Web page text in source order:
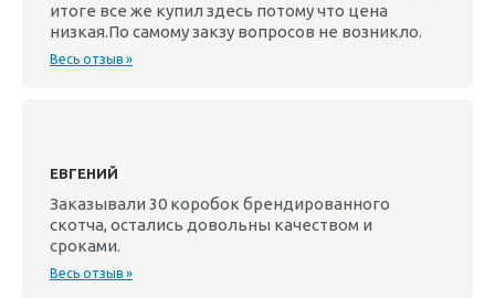
итоге все же купил здесь потому что цена
низкая.По самому закзу вопросов не возникло.
Весь отзыв »
ЕВГЕНИЙ
Заказывали 30 коробок брендированного
скотча, остались довольны качеством и
сроками.
Весь отзыв »